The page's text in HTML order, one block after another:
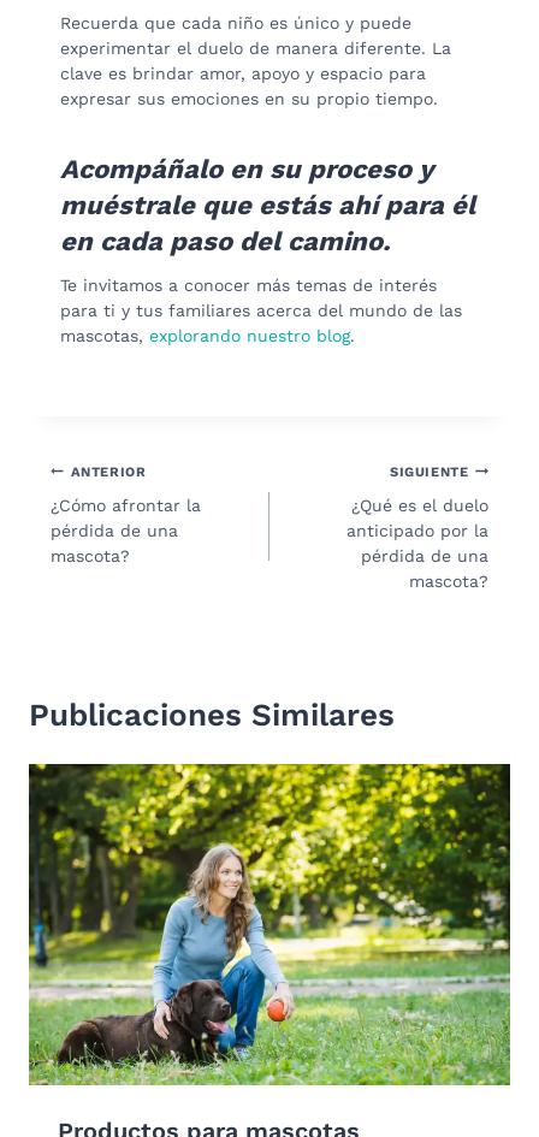
Recuerda que cada niño es único y puede
experimentar el duelo de manera diferente. La
clave es brindar amor, apoyo y espacio para
expresar sus emociones en su propio tiempo.
Acompáñalo en su proceso y
muéstrale que estás ahí para él
en cada paso del camino.
Te invitamos a conocer más temas de interés
para ti y tus familiares acerca del mundo de las
mascotas, explorando nuestro blog.
Navegación
de
entradas
ANTERIOR
¿Cómo afrontar la
pérdida de una
mascota?
SIGUIENTE
¿Qué es el duelo
anticipado por la
pérdida de una
mascota?
Publicaciones Similares
Productos para mascotas